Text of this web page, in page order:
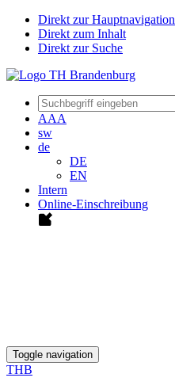
Direkt zur Hauptnavigation
Direkt zum Inhalt
Direkt zur Suche
AAA
sw
de
DE
EN
Intern
Online-Einschreibung
Toggle navigation
THB